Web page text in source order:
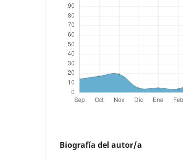
Biografía del autor/a